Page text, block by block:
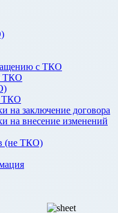
с ТКО
ТКО
ТКО
на заключение договора
на внесение изменений
(не ТКО)